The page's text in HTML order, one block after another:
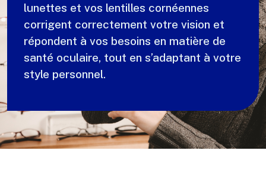
lunettes et vos lentilles cornéennes
corrigent correctement votre vision et
répondent à vos besoins en matière de
santé oculaire, tout en s’adaptant à votre
style personnel.